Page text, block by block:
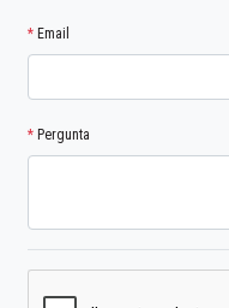
* Email
* Pergunta